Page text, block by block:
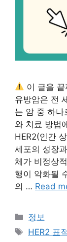
이 글을
유방암은 전
는 암 중 하나
와 치료 방법
HER2(인간
세포의 성장
체가 비정상
행이 악화될
의 … Read
Categories
정보
Tags
HER2 표